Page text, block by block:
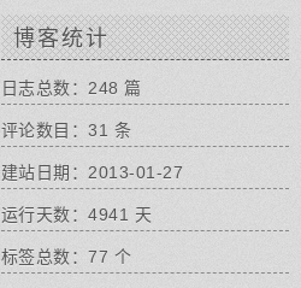
博客统计
日志总数：248 篇
评论数目：31 条
建站日期：2013-01-27
运行天数：4941 天
标签总数：77 个